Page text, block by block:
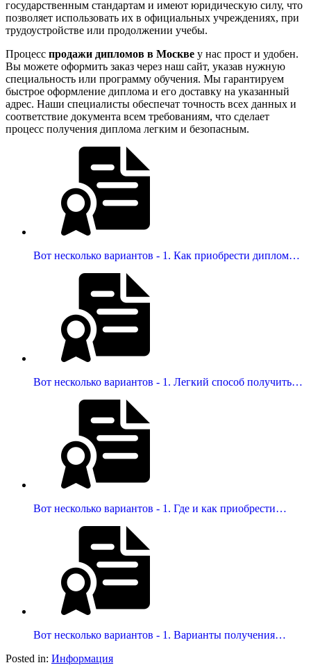
государственным стандартам и имеют юридическую силу, что
позволяет использовать их в официальных учреждениях, при
трудоустройстве или продолжении учебы.
Процесс продажи дипломов в Москве у нас прост и удобен.
Вы можете оформить заказ через наш сайт, указав нужную
специальность или программу обучения. Мы гарантируем
быстрое оформление диплома и его доставку на указанный
адрес. Наши специалисты обеспечат точность всех данных и
соответствие документа всем требованиям, что сделает
процесс получения диплома легким и безопасным.
Вот несколько вариантов - 1. Как приобрести диплом…
Вот несколько вариантов - 1. Легкий способ получить…
Вот несколько вариантов - 1. Где и как приобрести…
Вот несколько вариантов - 1. Варианты получения…
Posted in: Информация